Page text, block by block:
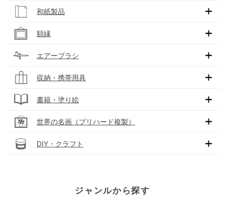
和紙製品
額縁
エアーブラシ
収納・携帯用具
書籍・塗り絵
世界の名画（プリハード複製）
DIY・クラフト
ジャンルから探す